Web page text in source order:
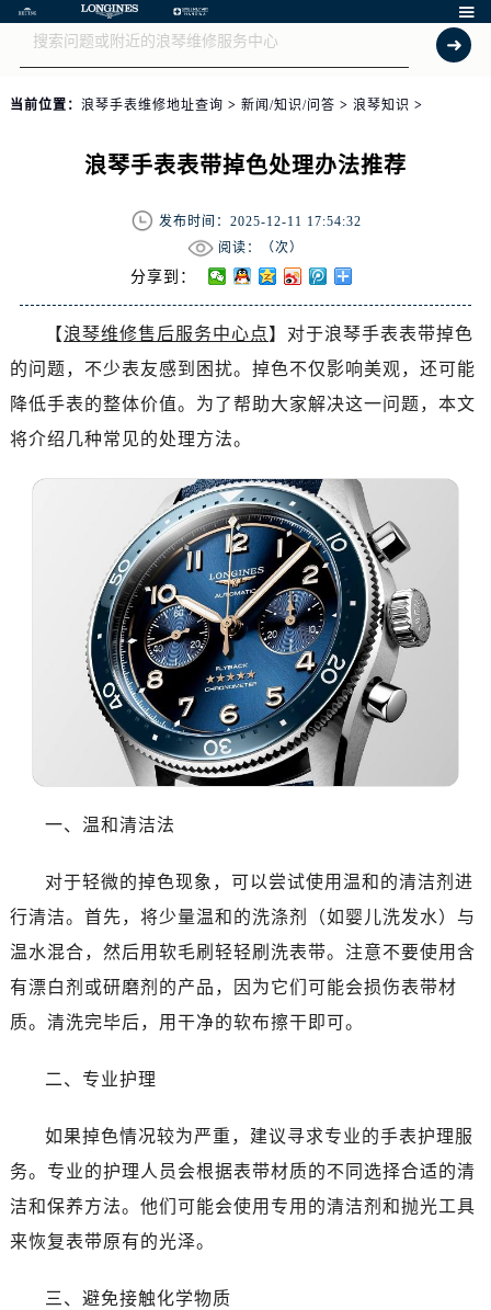

当前位置： 浪琴手表维修地址查询 > 新闻/知识/问答 > 浪琴知识 >
浪琴手表表带掉色处理办法推荐
发布时间：2025-12-11 17:54:32
阅读：（次）
分享到：
【浪琴维修售后服务中心点】对于浪琴手表表带掉色
的问题，不少表友感到困扰。掉色不仅影响美观，还可能
降低手表的整体价值。为了帮助大家解决这一问题，本文
将介绍几种常见的处理方法。
一、温和清洁法
对于轻微的掉色现象，可以尝试使用温和的清洁剂进
行清洁。首先，将少量温和的洗涤剂（如婴儿洗发水）与
温水混合，然后用软毛刷轻轻刷洗表带。注意不要使用含
有漂白剂或研磨剂的产品，因为它们可能会损伤表带材
质。清洗完毕后，用干净的软布擦干即可。
二、专业护理
如果掉色情况较为严重，建议寻求专业的手表护理服
务。专业的护理人员会根据表带材质的不同选择合适的清
洁和保养方法。他们可能会使用专用的清洁剂和抛光工具
来恢复表带原有的光泽。
三、避免接触化学物质